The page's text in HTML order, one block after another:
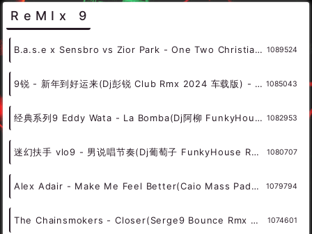
ReMIx 9
B.a.s.e x Sensbro vs Zior Park - One Two Christian(W9 Bounce Rmx 2024) - 外文Remix 越南鼓 越南风格 1089524
9锐 - 新年到好运来(Dj彭锐 Club Rmx 2024 车载版) - 中文Remix 中文CLUB 华语Remix 1085043
经典系列9 Eddy Wata - La Bomba(Dj阿柳 FunkyHouse Rmx 2023) - 外文Remix 越南鼓 越南风格 1082953
迷幻扶手 vlo9 - 男说唱节奏(Dj葡萄子 FunkyHouse Rmx 2023) - 外文Remix 越南鼓 越南风格 1080707
Alex Adair - Make Me Feel Better(Caio Mass Padovan9 Bounce Rmx 2023) - 外文Remix 越南鼓 越南风格 1079794
The Chainsmokers - Closer(Serge9 Bounce Rmx 2023) - 外文Remix 越南鼓 越南风格 1074601